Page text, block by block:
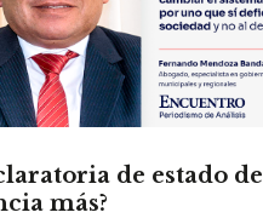
de estado de
más?